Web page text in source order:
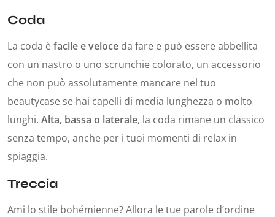
Coda
La coda èfacile e veloce da fare e può essere abbellita
con un nastro o uno scrunchie colorato, un accessorio
che non può assolutamente mancare nel tuo
beautycase se hai capelli di media lunghezza o molto
lunghi. Alta, bassa o laterale, la coda rimane un classico
senza tempo, anche per i tuoi momenti di relax in
spiaggia.
Treccia
Ami lo stile bohémienne? Allora le tue parole d’ordine